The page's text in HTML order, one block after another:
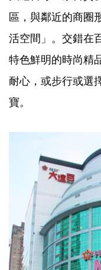
區，與鄰近的商圈
活空間」。交錯在
特色鮮明的時尚精
耐心，或步行或選
寶。